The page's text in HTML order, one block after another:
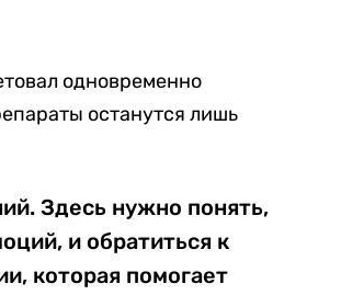
одновременно
останутся лишь
Здесь нужно понять,
и обратиться к
которая помогает